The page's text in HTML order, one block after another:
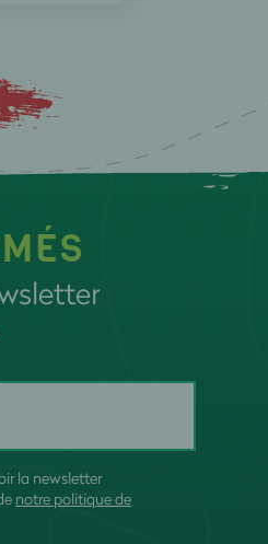
la newsletter
notre politique de